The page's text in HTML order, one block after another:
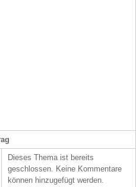
Dieses Thema ist bereits
geschlossen. Keine Kommentare
können hinzugefügt werden.